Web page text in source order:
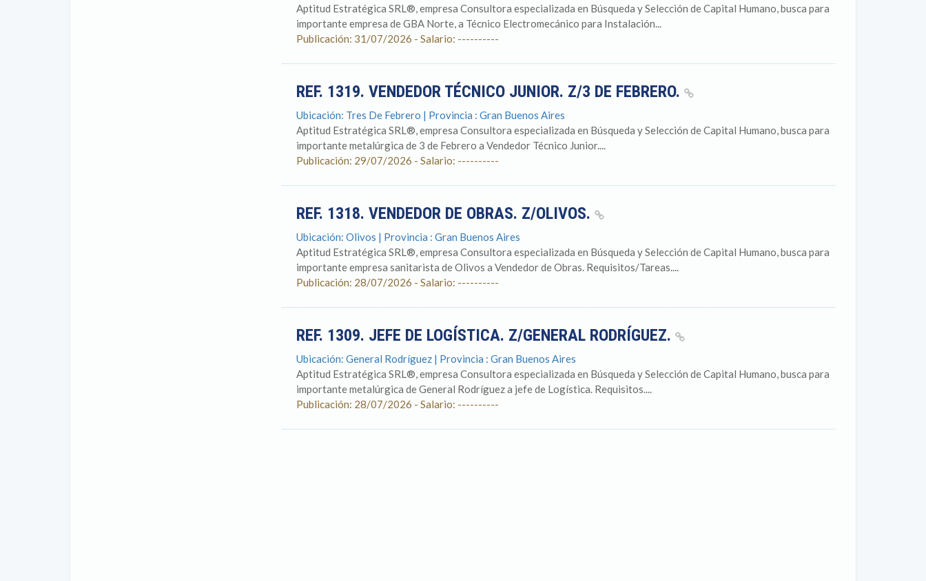
Aptitud Estratégica SRL®, empresa Consultora especializada en Búsqueda y Selección de Capital Humano, busca para
importante empresa de GBA Norte, a Técnico Electromecánico para Instalación...
Publicación: 31/07/2026 - Salario: ----------
REF. 1319. VENDEDOR TÉCNICO JUNIOR. Z/3 DE FEBRERO.
Ubicación: Tres De Febrero | Provincia : Gran Buenos Aires
Aptitud Estratégica SRL®, empresa Consultora especializada en Búsqueda y Selección de Capital Humano, busca para
importante metalúrgica de 3 de Febrero a Vendedor Técnico Junior....
Publicación: 29/07/2026 - Salario: ----------
REF. 1318. VENDEDOR DE OBRAS. Z/OLIVOS.
Ubicación: Olivos | Provincia : Gran Buenos Aires
Aptitud Estratégica SRL®, empresa Consultora especializada en Búsqueda y Selección de Capital Humano, busca para
importante empresa sanitarista de Olivos a Vendedor de Obras. Requisitos/Tareas....
Publicación: 28/07/2026 - Salario: ----------
REF. 1309. JEFE DE LOGÍSTICA. Z/GENERAL RODRÍGUEZ.
Ubicación: General Rodríguez | Provincia : Gran Buenos Aires
Aptitud Estratégica SRL®, empresa Consultora especializada en Búsqueda y Selección de Capital Humano, busca para
importante metalúrgica de General Rodríguez a jefe de Logística. Requisitos....
Publicación: 28/07/2026 - Salario: ----------